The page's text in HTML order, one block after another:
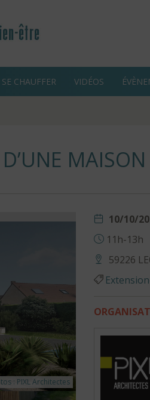
SE CHAUFFER VIDÉOS
: PIXL Architectes
10/10/
11h-13h
59226